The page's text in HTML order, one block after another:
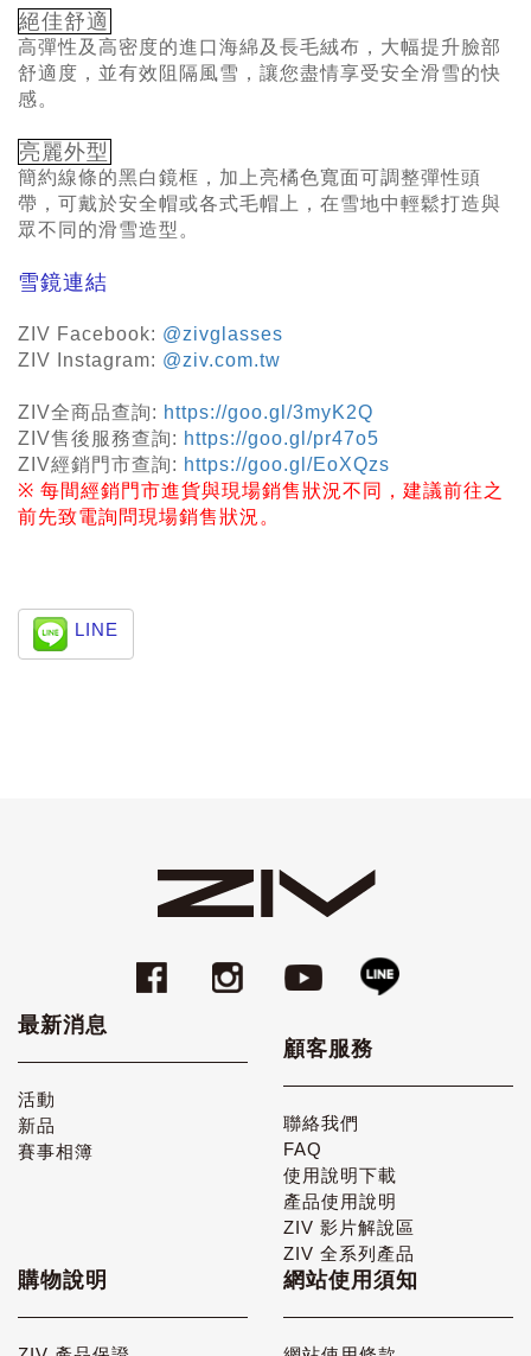
絕佳舒適
高彈性及高密度的進口海綿及長毛絨布，大幅提升臉部
舒適度，並有效阻隔風雪，讓您盡情享受安全滑雪的快
感。
亮麗外型
簡約線條的黑白鏡框，加上亮橘色寬面可調整彈性頭
帶，可戴於安全帽或各式毛帽上，在雪地中輕鬆打造與
眾不同的滑雪造型。
雪鏡連結
ZIV Facebook: @zivglasses
ZIV Instagram: @ziv.com.tw
ZIV全商品查詢: https://goo.gl/3myK2Q
ZIV售後服務查詢: https://goo.gl/pr47o5
ZIV經銷門市查詢: https://goo.gl/EoXQzs
※ 每間經銷門市進貨與現場銷售狀況不同，建議前往之
前先致電詢問現場銷售狀況。
LINE
最新消息
活動
新品
賽事相簿
顧客服務
聯絡我們
FAQ
使用說明下載
產品使用說明
ZIV 影片解說區
ZIV 全系列產品
購物說明 網站使用須知